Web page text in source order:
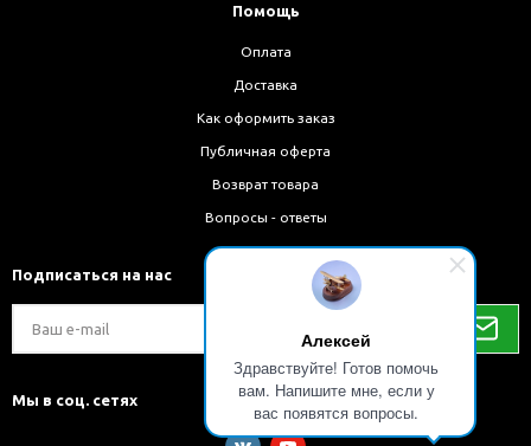
Алексей
Здравствуйте! Готов помочь
вам. Напишите мне, если у
вас появятся вопросы.
Помощь
Оплата
Доставка
Как оформить заказ
Публичная оферта
Возврат товара
Вопросы - ответы
Подписаться на нас
Мы в соц. сетях